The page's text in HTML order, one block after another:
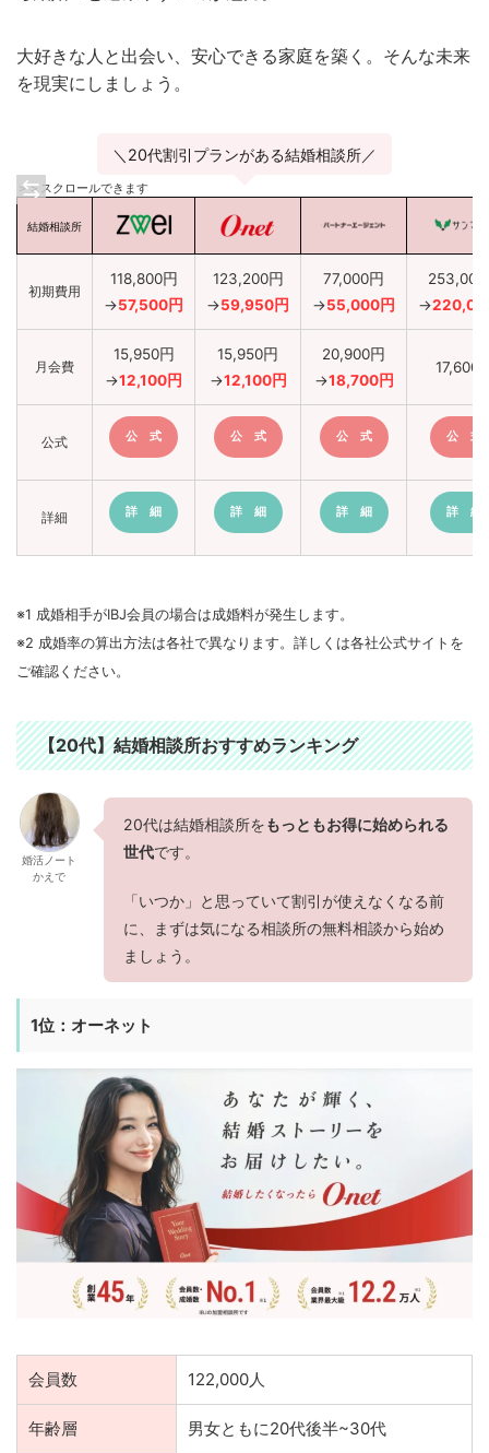
大好きな人と出会い、安心できる家庭を築く。そんな未来
を現実にしましょう。
＼20代割引プランがある結婚相談所／
＞＞スクロールできます
結婚相談所
初期費用
118,800円
→57,500円
123,200円
→59,950円
77,000円
→55,000円
253,000
→
月会費
15,950円
→12,100円
15,950円
→12,100円
20,900円
→18,700円
17,600
公式 公 式 公 式 公 式 公 式
詳細 詳 細 詳 細 詳 細 詳 細
※1 成婚相手がIBJ会員の場合は成婚料が発生します。
※2 成婚率の算出方法は各社で異なります。詳しくは各社公式サイトを
ご確認ください。
【20代】結婚相談所おすすめランキング
婚活ノート
かえで
20代は結婚相談所をもっともお得に始められる
世代です。
「いつか」と思っていて割引が使えなくなる前
に、まずは気になる相談所の無料相談から始め
ましょう。
1位：オーネット
会員数 122,000人
年齢層 男女ともに20代後半~30代